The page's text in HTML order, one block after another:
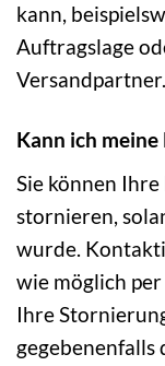
kann,
Auftragslage
Versandpartner.
Kann ich
Sie können
stornieren,
wurde.
wie möglich
Ihre
gegebenenfalls